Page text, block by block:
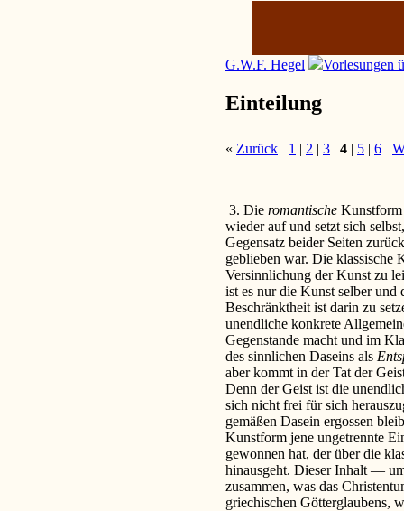
G.W.F. Hegel Vorlesungen
Einteilung
« Zurück 1 | 2 | 3 | 4 | 5 | 6
3. Die romantische Kunstform
wieder auf und setzt sich
Gegensatz beider Seiten
geblieben war. Die klassische
Versinnlichung der Kunst zu
ist es nur die Kunst selber und
Beschränktheit ist darin zu
unendliche konkrete
Gegenstande macht und im
des sinnlichen Daseins als
aber kommt in der Tat der
Denn der Geist ist die
sich nicht frei für sich
gemäßen Dasein ergossen
Kunstform jene ungetrennte
gewonnen hat, der über die
hinausgeht. Dieser Inhalt —
zusammen, was das
griechischen Götterglaubens,